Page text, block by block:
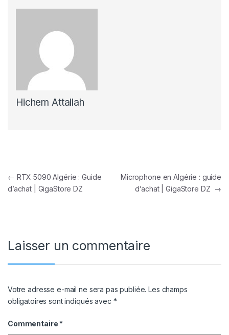
Hichem Attallah
Navigation de l’article
← RTX 5090 Algérie : Guide
d’achat | GigaStore DZ
Microphone en Algérie : guide
d’achat | GigaStore DZ →
Laisser un commentaire
Votre adresse e-mail ne sera pas publiée. Les champs
obligatoires sont indiqués avec *
Commentaire *